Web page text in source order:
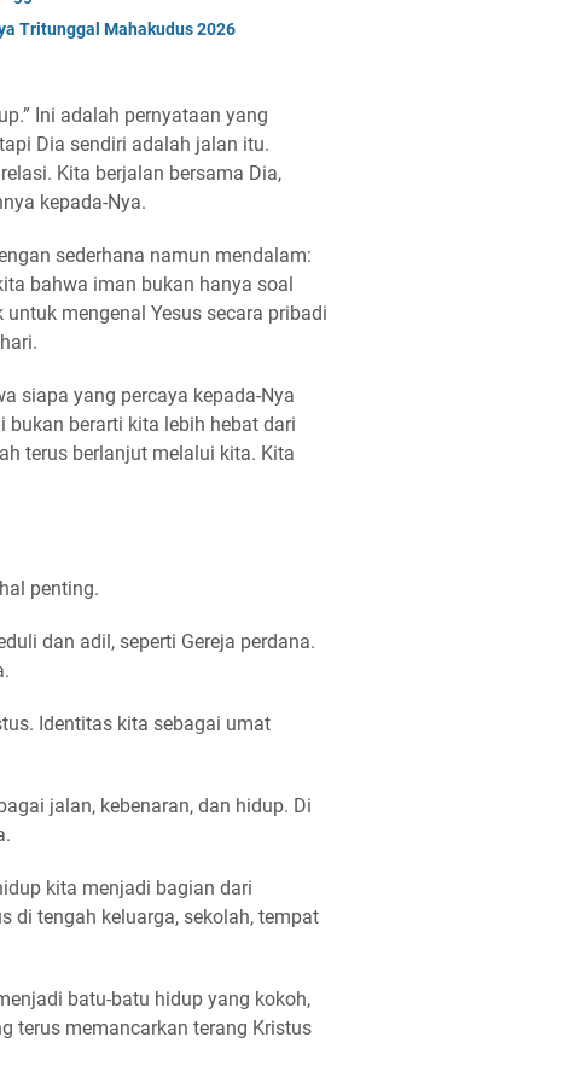
Tritunggal Mahakudus 2026
Ini adalah pernyataan yang
Dia sendiri adalah jalan itu.
Kita berjalan bersama Dia,
kepada-Nya.
sederhana namun mendalam:
bahwa iman bukan hanya soal
mengenal Yesus secara pribadi
siapa yang percaya kepada-Nya
bukan berarti kita lebih hebat dari
terus berlanjut melalui kita. Kita
penting.
dan adil, seperti Gereja perdana.
Identitas kita sebagai umat
jalan, kebenaran, dan hidup. Di
kita menjadi bagian dari
di tengah keluarga, sekolah, tempat
batu-batu hidup yang kokoh,
terus memancarkan terang Kristus